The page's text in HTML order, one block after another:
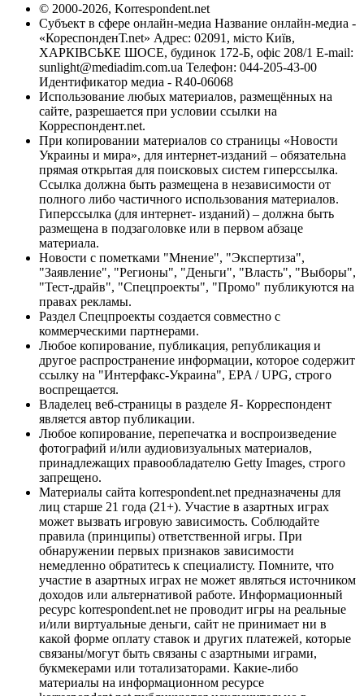
© 2000-2026, Korrespondent.net
Субъект в сфере онлайн-медиа Название онлайн-медиа -
«КореспонденТ.net» Адрес: 02091, місто Київ,
ХАРКІВСЬКЕ ШОСЕ, будинок 172-Б, офіс 208/1 E-mail:
sunlight@mediadim.com.ua Телефон: 044-205-43-00
Идентификатор медиа - R40-06068
Использование любых материалов, размещённых на
сайте, разрешается при условии ссылки на
Корреспондент.net.
При копировании материалов со страницы «Новости
Украины и мира», для интернет-изданий – обязательна
прямая открытая для поисковых систем гиперссылка.
Ссылка должна быть размещена в независимости от
полного либо частичного использования материалов.
Гиперссылка (для интернет- изданий) – должна быть
размещена в подзаголовке или в первом абзаце
материала.
Новости с пометками "Мнение", "Экспертиза",
"Заявление", "Регионы", "Деньги", "Власть", "Выборы",
"Тест-драйв", "Спецпроекты", "Промо" публикуются на
правах рекламы.
Раздел Спецпроекты создается совместно с
коммерческими партнерами.
Любое копирование, публикация, републикация и
другое распространение информации, которое содержит
ссылку на "Интерфакс-Украина", EPA / UPG, строго
воспрещается.
Владелец веб-страницы в разделе Я- Корреспондент
является автор публикации.
Любое копирование, перепечатка и воспроизведение
фотографий и/или аудиовизуальных материалов,
принадлежащих правообладателю Getty Images, строго
запрещено.
Материалы сайта korrespondent.net предназначены для
лиц старше 21 года (21+). Участие в азартных играх
может вызвать игровую зависимость. Соблюдайте
правила (принципы) ответственной игры. При
обнаружении первых признаков зависимости
немедленно обратитесь к специалисту. Помните, что
участие в азартных играх не может являться источником
доходов или альтернативой работе. Информационный
ресурс korrespondent.net не проводит игры на реальные
и/или виртуальные деньги, сайт не принимает ни в
какой форме оплату ставок и других платежей, которые
связаны/могут быть связаны с азартными играми,
букмекерами или тотализаторами. Какие-либо
материалы на информационном ресурсе